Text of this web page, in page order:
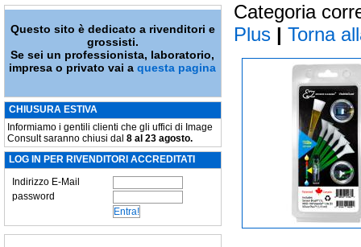
Questo sito è dedicato a rivenditori e
grossisti.
Se sei un professionista, laboratorio,
impresa o privato vai aquesta pagina
CHIUSURA ESTIVA
Informiamo i gentili clienti che gli uffici di Image
Consult saranno chiusi dal 8 al 23 agosto.
LOG IN PER RIVENDITORI ACCREDITATI
Indirizzo E-Mail
password
Categoria
Plus | Torna